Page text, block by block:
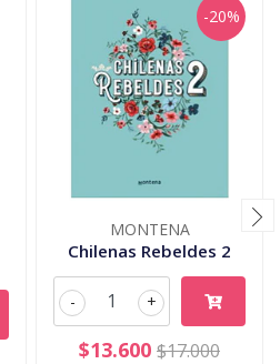
-20%
MONTENA
Chilenas Rebeldes 2
+
-
$13.600 $17.000